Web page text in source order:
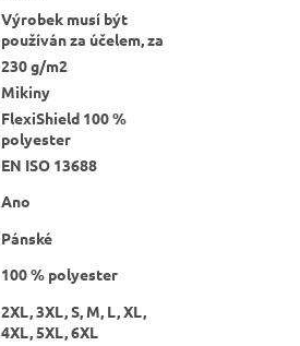
Výrobek musí být
používán za účelem, za
230 g/m2
Mikiny
FlexiShield 100 %
polyester
EN ISO 13688
Ano
Pánské
100 % polyester
2XL, 3XL, S, M, L, XL,
4XL, 5XL, 6XL